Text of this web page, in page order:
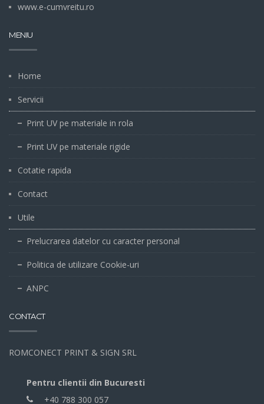
www.e-cumvreitu.ro
MENIU
Home
Servicii
Print UV pe materiale in rola
Print UV pe materiale rigide
Cotatie rapida
Contact
Utile
Prelucrarea datelor cu caracter personal
Politica de utilizare Cookie-uri
ANPC
CONTACT
ROMCONECT PRINT & SIGN SRL
Pentru clientii din Bucuresti
+40 788 300 057